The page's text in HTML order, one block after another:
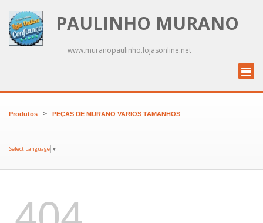
PAULINHO MURANO
www.muranopaulinho.lojasonline.net
Produtos > PEÇAS DE MURANO VARIOS TAMANHOS
Select Language ▼